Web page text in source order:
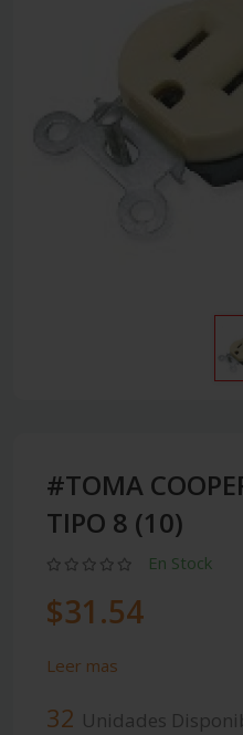
#TOMA
TIPO 8 (10)
En Stock
$31.54
Leer mas
32 Unidades